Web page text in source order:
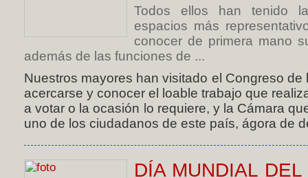
Todos ellos han tenido
espacios más
conocer de primera mano
además de las funciones de ...
Nuestros mayores han visitado el Congreso
acercarse y conocer el loable trabajo que
a votar o la ocasión lo requiere, y la Cámara
uno de los ciudadanos de este país, ágora de
DÍA MUNDIAL